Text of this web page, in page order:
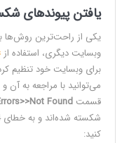
یافتن پیوندهای
یکی از راحت‌ترین روش‌ها
وبسایت دیگری، استفاده از
برای وبسایت خود تنظیم
می‌توانید با مراجعه به
قسمت Found
کنید: